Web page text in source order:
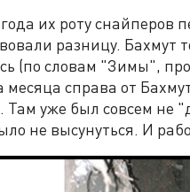
их роту снайперов
разницу. Бахмут
(по словам "Зимы",
месяца справа от
Там уже был совсем не
не высунуться. И